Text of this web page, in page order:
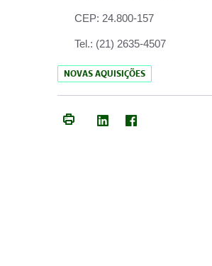
CEP: 24.800-157
Tel.: (21) 2635-4507
NOVAS AQUISIÇÕES